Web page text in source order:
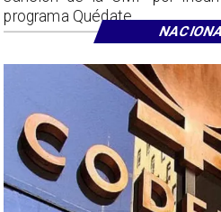
programa Quédate.